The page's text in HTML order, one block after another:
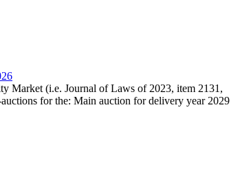
Market (i.e. Journal of Laws of 2023, item 2131,
for the: Main auction for delivery year 2029